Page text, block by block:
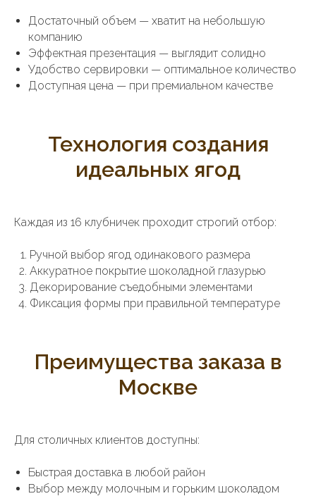
Достаточный объем — хватит на небольшую
компанию
Эффектная презентация — выглядит солидно
Удобство сервировки — оптимальное количество
Доступная цена — при премиальном качестве
Технология создания
идеальных ягод
Каждая из 16 клубничек проходит строгий отбор:
Ручной выбор ягод одинакового размера
Аккуратное покрытие шоколадной глазурью
Декорирование съедобными элементами
Фиксация формы при правильной температуре
Преимущества заказа в
Москве
Для столичных клиентов доступны:
Быстрая доставка в любой район
Выбор между молочным и горьким шоколадом